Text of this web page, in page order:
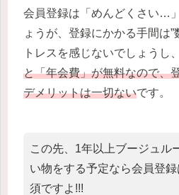
会員登録は「めんどくさい…
ょうが、登録にかかる手間は”
トレスを感じないでしょうし、
と「年会費」が無料なので、
デメリットは一切ないです。
この先、1年以上ブージュル
い物をする予定なら会員登
須ですよ!!!